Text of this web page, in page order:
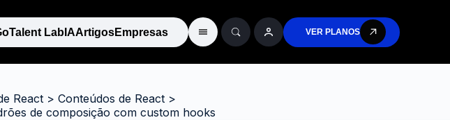
Talent Lab IAArtigosEmpresas VER PLANOS
React > Conteúdos de React >
de composição com custom hooks